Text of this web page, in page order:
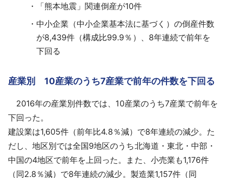
「熊本地震」関連倒産が10件
中小企業（中小企業基本法に基づく）の倒産件数
が8,439件（構成比99.9％）、8年連続で前年を
下回る
産業別 10産業のうち7産業で前年の件数を下回る
2016年の産業別件数では、10産業のうち7産業で前年を
下回った。
建設業は1,605件（前年比4.8％減）で8年連続の減少。た
だし、地区別では全国9地区のうち北海道・東北・中部・
中国の4地区で前年を上回った。また、小売業も1,176件
（同2.8％減）で8年連続の減少。製造業1,157件（同